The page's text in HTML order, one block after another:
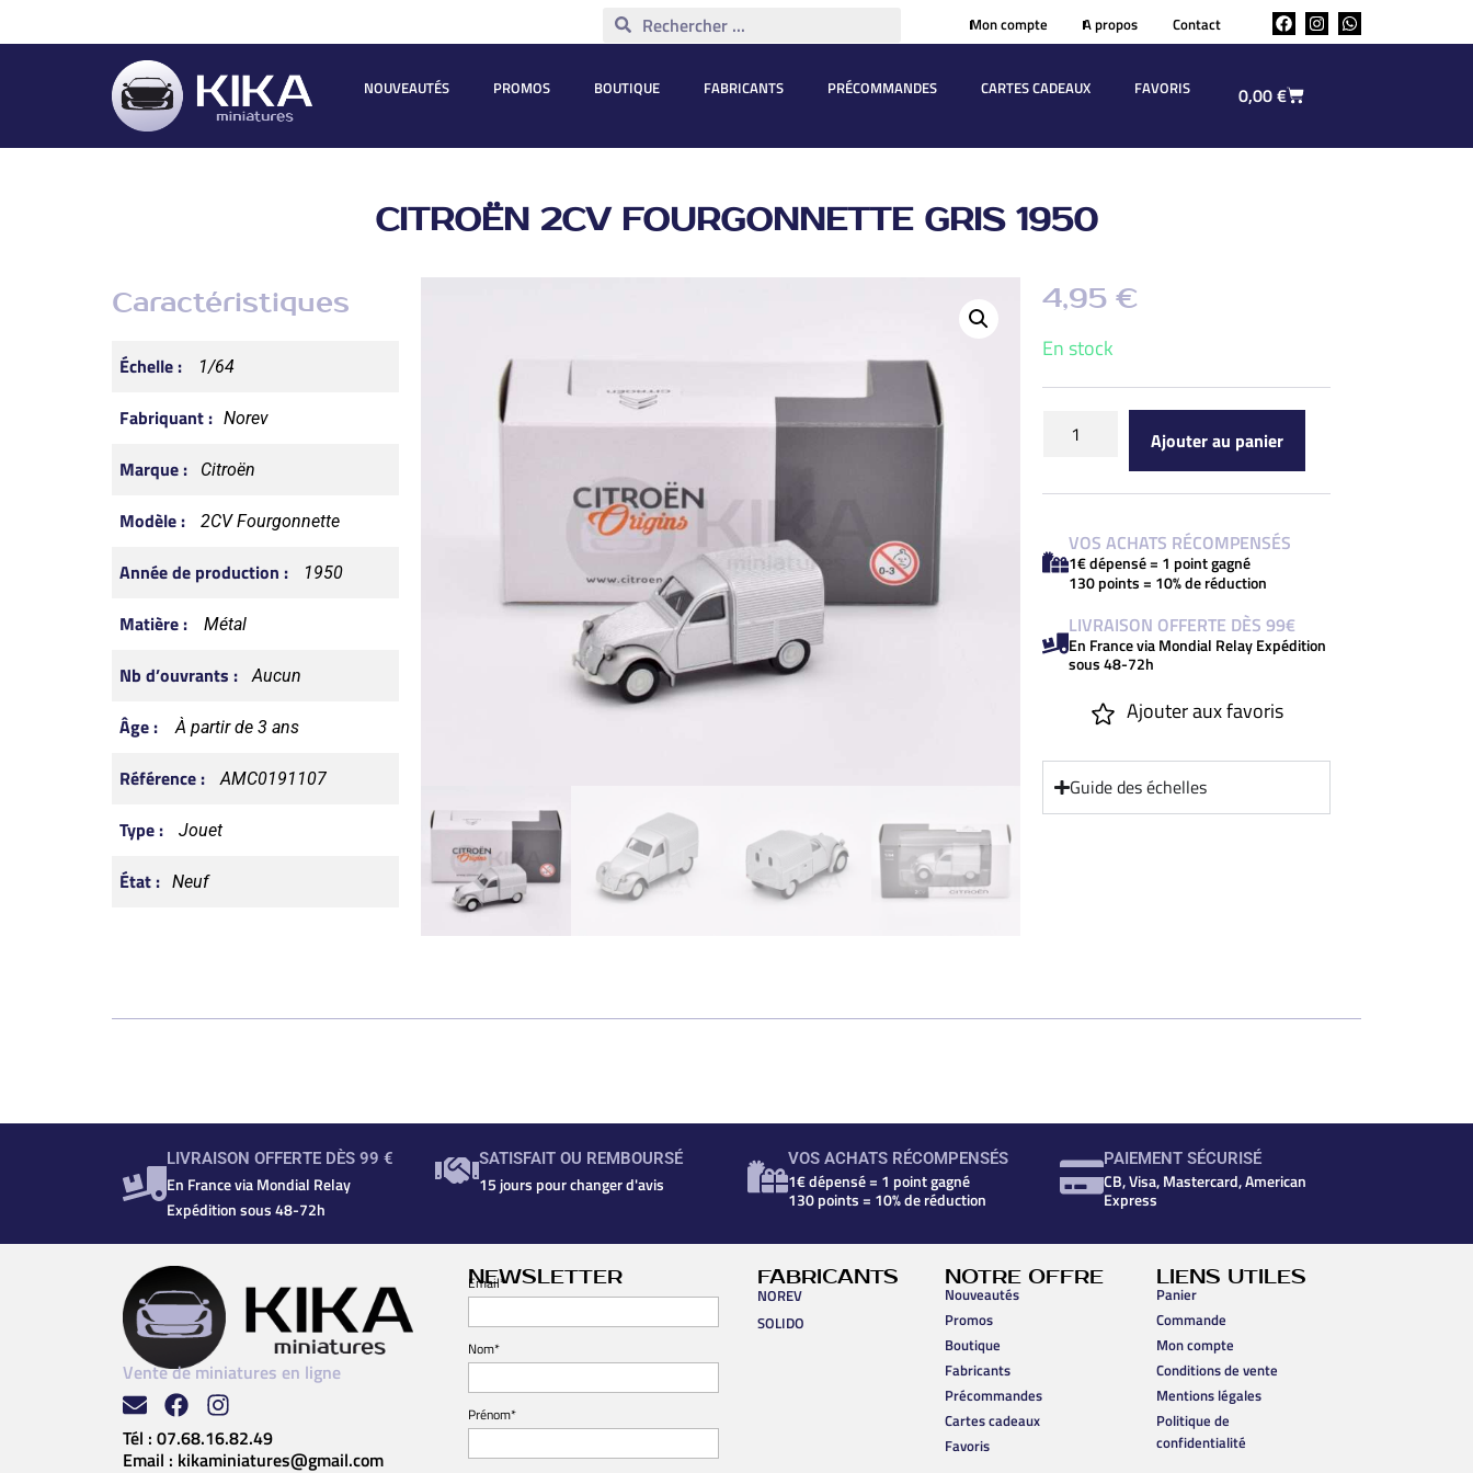
Mon compte A propos Contact
NOUVEAUTÉS PROMOS BOUTIQUE FABRICANTS PRÉCOMMANDES CARTES CADEAUX FAVORIS 0,00€
CITROËN 2CV FOURGONNETTE GRIS 1950
Caractéristiques
Échelle : 1/64
Fabriquant : Norev
Marque : Citroën
Modèle : 2CV Fourgonnette
Année de production : 1950
Matière : Métal
Nb d’ouvrants : Aucun
Âge : À partir de 3 ans
Référence : AMC0191107
Type : Jouet
État : Neuf
4,95€
En stock
Ajouter au panier
VOS ACHATS RÉCOMPENSÉS
1€ dépensé = 1 point gagné
130 points = 10% de réduction
LIVRAISON OFFERTE DÈS 99€
En France via Mondial Relay Expédition
sous 48-72h
Ajouter aux favoris
Guide des échelles
LIVRAISON OFFERTE DÈS 99 €
En France via Mondial Relay
Expédition sous 48-72h
SATISFAIT OU REMBOURSÉ
15 jours pour changer d'avis
VOS ACHATS RÉCOMPENSÉS
1€ dépensé = 1 point gagné
130 points = 10% de réduction
PAIEMENT SÉCURISÉ
CB, Visa, Mastercard, American
Express
Vente de miniatures en ligne
Tél : 07.68.16.82.49
Email : kikaminiatures@gmail.com
NEWSLETTER
Email*
Nom*
Prénom*
FABRICANTS
NOREV
SOLIDO
NOTRE OFFRE
Nouveautés
Promos
Boutique
Fabricants
Précommandes
Cartes cadeaux
Favoris
LIENS UTILES
Panier
Commande
Mon compte
Conditions de vente
Mentions légales
Politique de
confidentialité